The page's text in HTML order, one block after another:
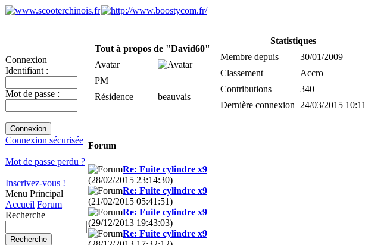
Connexion
Identifiant :
Mot de passe :
Connexion sécurisée
Mot de passe perdu ?
Inscrivez-vous !
Menu Principal
Accueil Forum
Recherche
Tout à propos de "David60"
Avatar
PM
Résidence
beauvais
Statistiques
Membre depuis
30/01/2009
Classement
Accro
Contributions
340
Dernière connexion
24/03/2015 10:11
Forum
Re: Fuite cylindre x9
(28/02/2015 23:14:30)
Re: Fuite cylindre x9
(21/02/2015 05:41:51)
Re: Fuite cylindre x9
(29/12/2013 19:43:03)
Re: Fuite cylindre x9